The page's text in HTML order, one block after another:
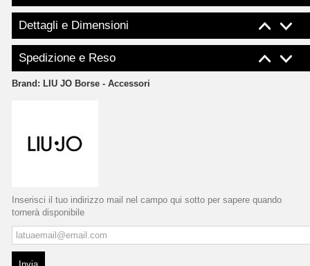
Dettagli e Dimensioni
Spedizione e Reso
Brand: LIU JO Borse - Accessori
Inserisci il tuo indirizzo mail nel campo qui sotto per sapere quando
tornerà disponibile